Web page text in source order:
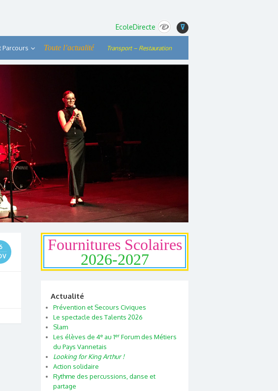
EcoleDirecte ⊽
Parcours Toute l’actualité Transport – Restauration
Fournitures Scolaires
2026-2027
Actualité
Prévention et Secours Civiques
Le spectacle des Talents 2026
Slam
Les élèves de 4e au 1er Forum des Métiers
du Pays Vannetais
Looking for King Arthur !
Action solidaire
Rythme des percussions, danse et
partage